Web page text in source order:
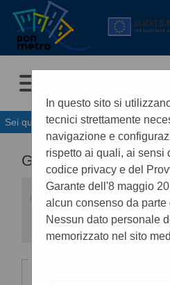
Sei qui: Home
In questo sito si
tecnici strettamente
navigazione e
rispetto ai quali, ai sensi
codice privacy e del
Garante dell'8 maggio
alcun consenso da parte
Nessun dato personale
memorizzato nel sito
GARE E
All'interno di questa
consultare i bandi di
previsti dalla
I dati di dettaglio delle
sono consultabili